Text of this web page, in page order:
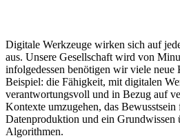
Digitale Werkzeuge wirken sich auf
aus. Unsere Gesellschaft wird von
infolgedessen benötigen wir viele neue
Beispiel: die Fähigkeit, mit digitalen
verantwortungsvoll und in Bezug auf
Kontexte umzugehen, das
Datenproduktion und ein Grundwissen
Algorithmen.